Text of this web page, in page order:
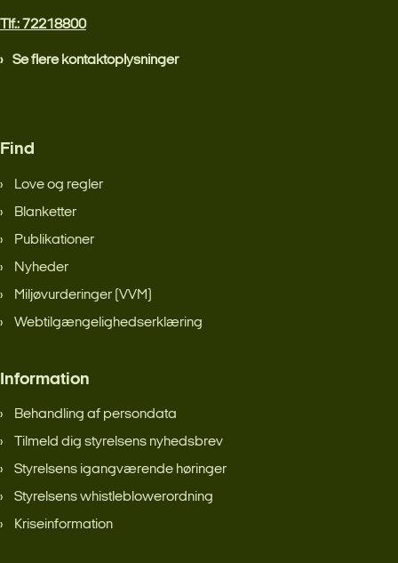
Tlf.: 72218800
Se flere kontaktoplysninger
Find
Love og regler
Blanketter
Publikationer
Nyheder
Miljøvurderinger (VVM)
Webtilgængelighedserklæring
Information
Behandling af persondata
Tilmeld dig styrelsens nyhedsbrev
Styrelsens igangværende høringer
Styrelsens whistleblowerordning
Kriseinformation